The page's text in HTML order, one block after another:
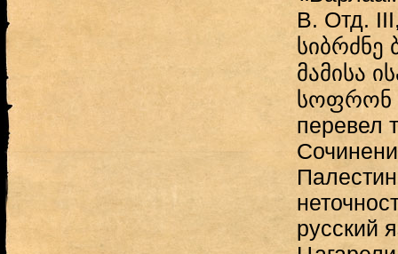
В. Отд.
სიბრძნე
მამისა
სოფრონ
перевел
русский